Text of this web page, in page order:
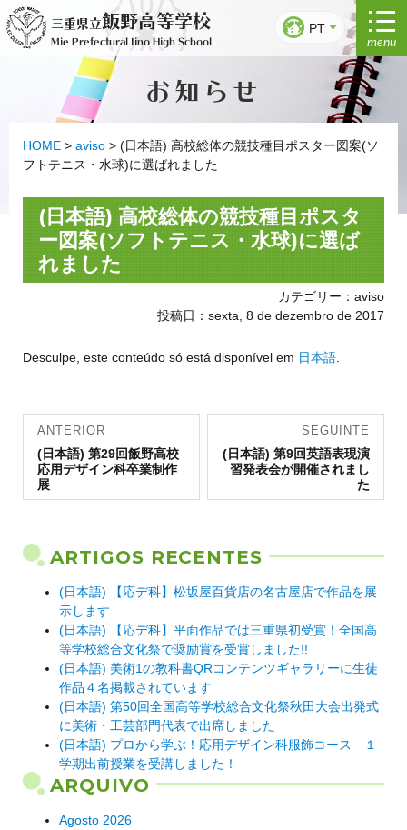
Saltar
para
三重県立飯野高等学校
Mie Prefectural Iino High School
PT
menu
お知らせ
HOME > aviso > (日本語) 高校総体の競技種目ポスター図案(ソ
フトテニス・水球)に選ばれました
(日本語) 高校総体の競技種目ポスタ
ー図案(ソフトテニス・水球)に選ば
れました
カテゴリー：aviso
投稿日：sexta, 8 de dezembro de 2017
Desculpe, este conteúdo só está disponível em 日本語
Navegação
de artigos
ANTERIOR
Artigo
anterior:
(日本語) 第29回飯野高校
応用デザイン科卒業制作
展
SEGUINTE
Artigo
seguinte:
(日本語) 第9回英語表現演
習発表会が開催されまし
た
ARTIGOS RECENTES
(日本語) 【応デ科】松坂屋百貨店の名古屋店で作品を展
示します
(日本語) 【応デ科】平面作品では三重県初受賞！全国高
等学校総合文化祭で奨励賞を受賞しました!!
(日本語) 美術1の教科書QRコンテンツギャラリーに生徒
作品４名掲載されています
(日本語) 第50回全国高等学校総合文化祭秋田大会出発式
に美術・工芸部門代表で出席しました
(日本語) プロから学ぶ！応用デザイン科服飾コース １
学期出前授業を受講しました！
ARQUIVO
Agosto 2026